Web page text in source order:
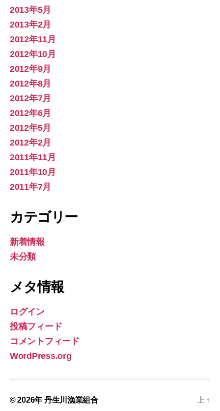
2013年5月
2013年2月
2012年11月
2012年10月
2012年9月
2012年8月
2012年7月
2012年6月
2012年5月
2012年2月
2011年11月
2011年10月
2011年7月
カテゴリー
新着情報
未分類
メタ情報
ログイン
投稿フィード
コメントフィード
WordPress.org
© 2026年 丹生川漁業組合 上 ↑